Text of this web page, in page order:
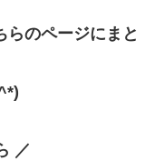
らのページにまと
／